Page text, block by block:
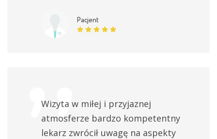
konsultacja ginekologiczna + USG
intymnych
Pacjent
Wizyta w miłej i przyjaznej
atmosferze bardzo kompetentny
lekarz zwrócił uwagę na aspekty